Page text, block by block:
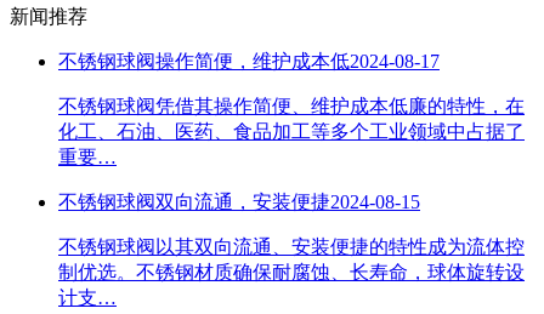
新闻推荐
不锈钢球阀操作简便，维护成本低2024-08-17
不锈钢球阀凭借其操作简便、维护成本低廉的特性，在
化工、石油、医药、食品加工等多个工业领域中占据了
重要…
不锈钢球阀双向流通，安装便捷2024-08-15
不锈钢球阀以其双向流通、安装便捷的特性成为流体控
制优选。不锈钢材质确保耐腐蚀、长寿命，球体旋转设
计支…